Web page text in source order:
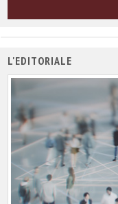
L'EDITORIALE